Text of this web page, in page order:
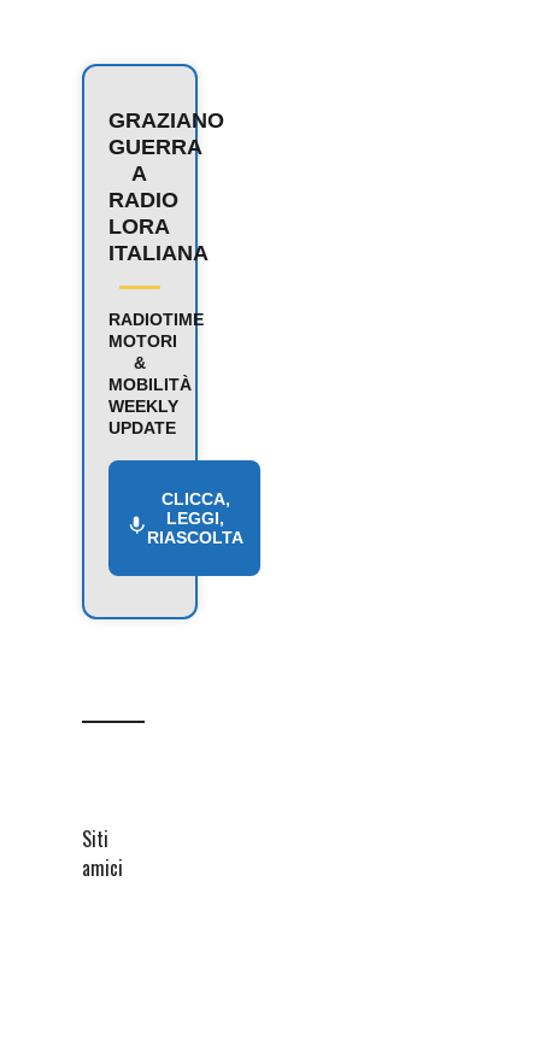
GRAZIANO
GUERRA
A
RADIO
LORA
ITALIANA
RADIOTIME
MOTORI
&
MOBILITÀ
WEEKLY
UPDATE
CLICCA,
LEGGI,
RIASCOLTA
Siti
amici